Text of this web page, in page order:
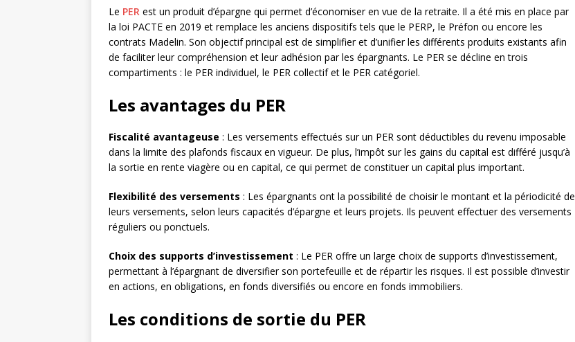
Le PER est un produit d’épargne qui permet d’économiser en vue de la retraite. Il a été mis en place par
la loi PACTE en 2019 et remplace les anciens dispositifs tels que le PERP, le Préfon ou encore les
contrats Madelin. Son objectif principal est de simplifier et d’unifier les différents produits existants afin
de faciliter leur compréhension et leur adhésion par les épargnants. Le PER se décline en trois
compartiments : le PER individuel, le PER collectif et le PER catégoriel.
Les avantages du PER
Fiscalité avantageuse : Les versements effectués sur un PER sont déductibles du revenu imposable
dans la limite des plafonds fiscaux en vigueur. De plus, l’impôt sur les gains du capital est différé jusqu’à
la sortie en rente viagère ou en capital, ce qui permet de constituer un capital plus important.
Flexibilité des versements : Les épargnants ont la possibilité de choisir le montant et la périodicité de
leurs versements, selon leurs capacités d’épargne et leurs projets. Ils peuvent effectuer des versements
réguliers ou ponctuels.
Choix des supports d’investissement : Le PER offre un large choix de supports d’investissement,
permettant à l’épargnant de diversifier son portefeuille et de répartir les risques. Il est possible d’investir
en actions, en obligations, en fonds diversifiés ou encore en fonds immobiliers.
Les conditions de sortie du PER